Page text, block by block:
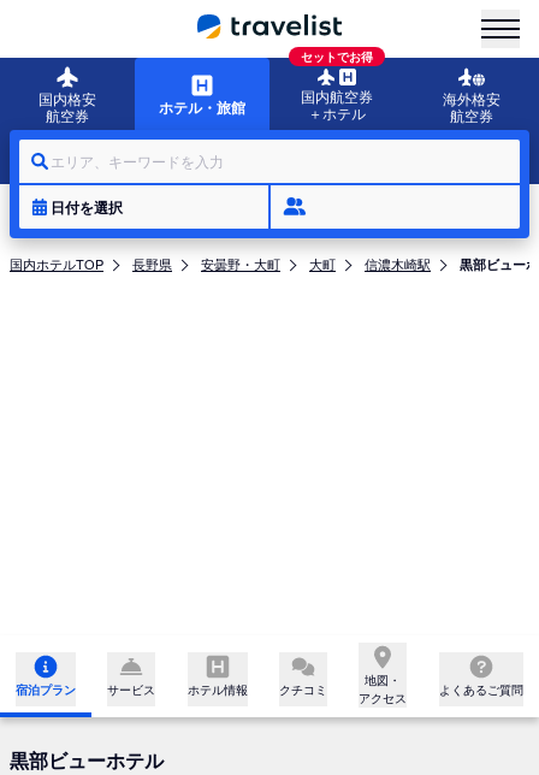
国内格安
航空券
ホテル・旅館
セットでお得
国内航空券
＋ホテル
海外格安
航空券
エリア、キーワードを入力
日付を選択
国内ホテルTOP 長野県 安曇野・大町 大町 信濃木崎駅 黒部ビュー
宿泊プラン サービス ホテル情報 クチコミ
地図・
アクセス
よくあるご質問
黒部ビューホテル